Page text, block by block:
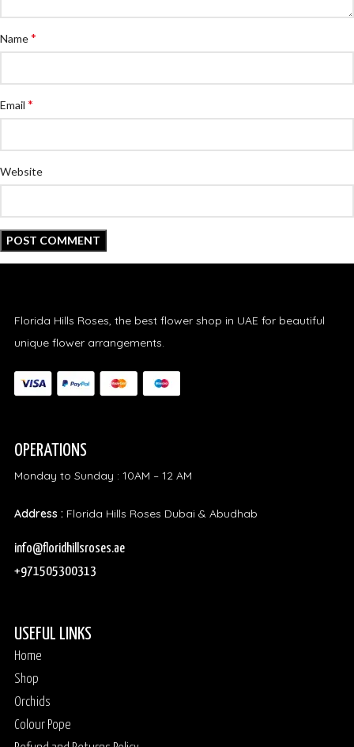
Name*
Email *
Website
Florida Hills Roses, the best flower shop in UAE for beautiful
unique flower arrangements.
OPERATIONS
Monday to Sunday : 10AM – 12 AM
Address : Florida Hills Roses Dubai & Abudhab
info@floridhillsroses.ae
+971505300313
USEFUL LINKS
Home
Shop
Orchids
Colour Pope